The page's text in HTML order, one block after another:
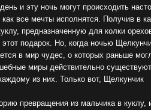
и эту ночь могут происходить
все мечты исполнятся. Получив в
предназначенную для колки
подарок. Но, когда ночью
в мир чудес, о которых раньше
миры действительно
из них. Только вот, Щелкунчик
превращения из мальчика в куклу,